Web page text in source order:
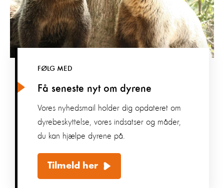
Få seneste nyt om dyrene
FØLG MED
Vores nyhedsmail holder dig opdateret om
dyrebeskyttelse, vores indsatser og måder,
du kan hjælpe dyrene på.
Tilmeld her